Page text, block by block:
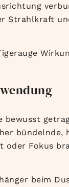
Strahlkraft
bewusst
bündelnde,
oder Fokus
beim